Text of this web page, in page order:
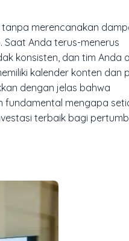
merencanakan
Saat Anda terus-menerus
konsisten, dan tim Anda
kalender konten dan
dengan jelas bahwa
fundamental mengapa
terbaik bagi